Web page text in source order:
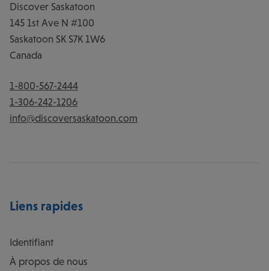
Discover Saskatoon
145 1st Ave N #100
Saskatoon SK S7K 1W6
Canada
1-800-567-2444
1-306-242-1206
info@discoversaskatoon.com
Liens rapides
Identifiant
À propos de nous